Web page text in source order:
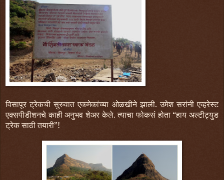
विसापूर ट्रेकची सुरुवात एकमेकांच्या ओळखीने झाली. उमेश सरांनी एव्हरेस्ट
एक्सपीडीशनचे काही अनुभव शेअर केले. त्याचा फोकसं होता “हाय अल्टीट्युड
ट्रेक साठी तयारी”!